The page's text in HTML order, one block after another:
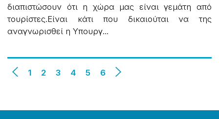
διαπιστώσουν ότι η χώρα μας είναι γεμάτη από
τουρίστες.Είναι κάτι που δικαιούται να της
αναγνωρισθεί η Υπουργ...
1 2 3 4 5 6